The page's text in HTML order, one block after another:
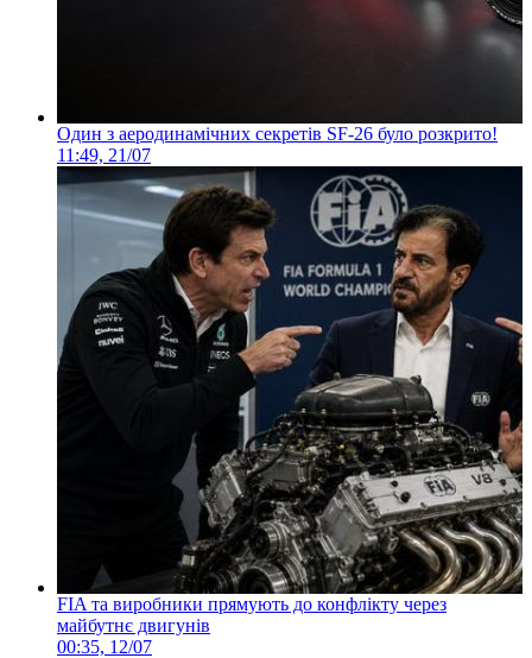
Один з аеродинамічних секретів SF-26 було розкрито!
11:49, 21/07
FIA та виробники прямують до конфлікту через
майбутнє двигунів
00:35, 12/07